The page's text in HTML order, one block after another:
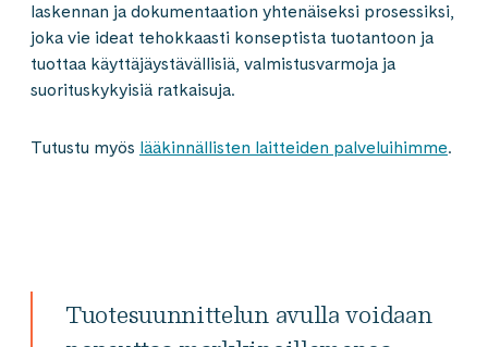
laskennan ja dokumentaation yhtenäiseksi prosessiksi,
joka vie ideat tehokkaasti konseptista tuotantoon ja
tuottaa käyttäjäystävällisiä, valmistusvarmoja ja
suorituskykyisiä ratkaisuja.
Tutustu myös lääkinnällisten laitteiden palveluihimme.
Tuotesuunnittelun avulla voidaan